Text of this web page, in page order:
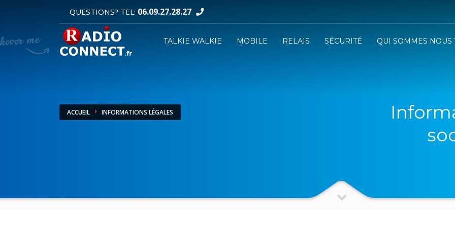
DEMANDE DE DEVIS
1 Sélectionnez vos produits.
QUESTIONS? TEL: 06.09.27.28.27
TALKIE WALKIE MOBILE RELAIS SÉCURITÉ QUI SOMMES NOUS
ACCUEIL INFORMATIONS LÉGALES